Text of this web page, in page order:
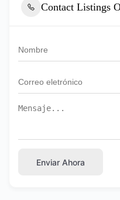
Contact Listings
Enviar Ahora